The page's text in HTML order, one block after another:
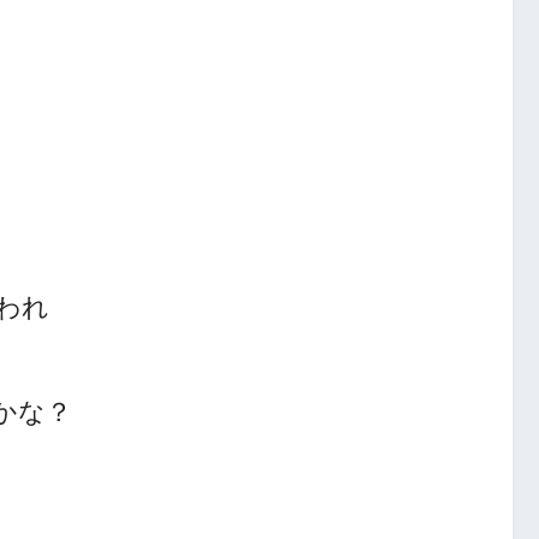
れ
な？